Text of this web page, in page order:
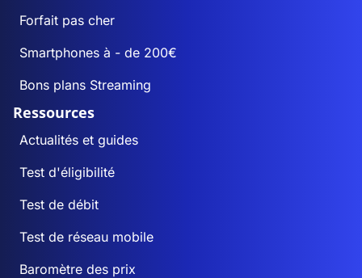
Forfait pas cher
Smartphones à - de 200€
Bons plans Streaming
Ressources
Actualités et guides
Test d'éligibilité
Test de débit
Test de réseau mobile
Baromètre des prix